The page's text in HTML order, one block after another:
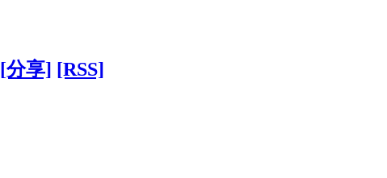
[分享] [RSS]